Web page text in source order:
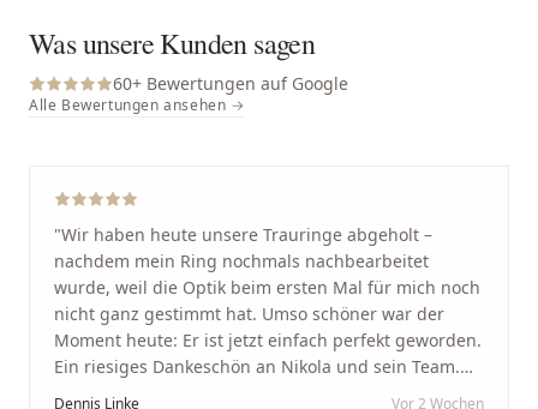
Was unsere Kunden sagen
60+ Bewertungen auf Google
Alle Bewertungen ansehen →
"Wir haben heute unsere Trauringe abgeholt –
nachdem mein Ring nochmals nachbearbeitet
wurde, weil die Optik beim ersten Mal für mich noch
nicht ganz gestimmt hat. Umso schöner war der
Moment heute: Er ist jetzt einfach perfekt geworden.
Ein riesiges Dankeschön an Nikola und sein Team.
Vom ersten Termin an wurden wir jedes Mal
Dennis Linke Vor 2 Wochen